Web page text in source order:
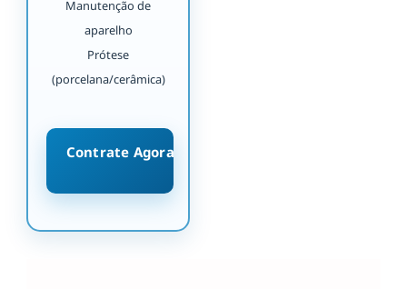
Manutenção de
aparelho
Prótese
(porcelana/cerâmica)
Contrate Agora